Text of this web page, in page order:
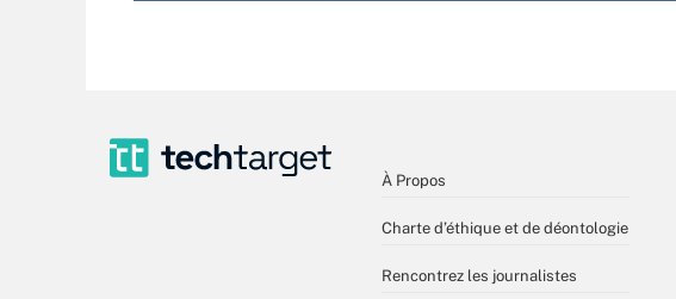
À Propos
Charte d’éthique et de déontologie
Rencontrez les journalistes